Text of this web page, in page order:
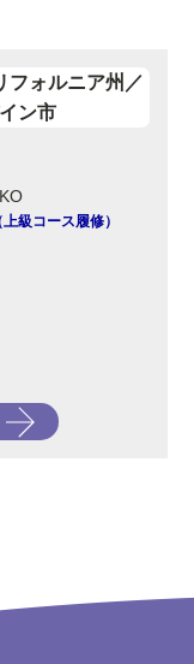
フォルニア州／
ン市
級コース履修）